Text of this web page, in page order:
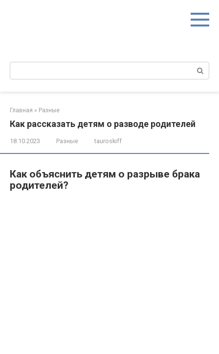
Поиск:
Главная » Разные
Как рассказать детям о разводе родителей
18.10.2023 Разные tauroskiff
Как объяснить детям о разрыве брака
родителей?